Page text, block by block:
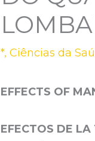
*,Ciências da
EFFECTS OF
EFECTOS DE